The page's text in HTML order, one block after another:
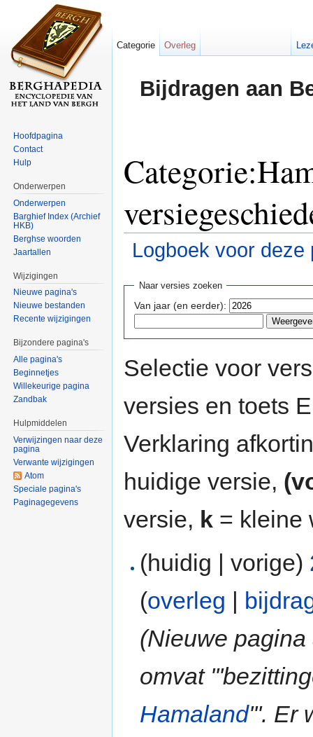
Bijdragen aan
Logboek voor deze
Naar versies zoeken
Van jaar (en eerder):
Selectie voor
versies en toets
Verklaring
huidige versie,
versie, k = kleine
(huidig | vorige)
(overleg |
(Nieuwe
omvat
Hamaland'''. Er
Categorie Overleg
Hoofdpagina
Contact
Hulp
Onderwerpen
Onderwerpen
Barghief Index (Archief
HKB)
Berghse woorden
Jaartallen
Wijzigingen
Nieuwe pagina's
Nieuwe bestanden
Recente wijzigingen
Bijzondere pagina's
Alle pagina's
Beginnetjes
Willekeurige pagina
Zandbak
Hulpmiddelen
Verwijzingen naar deze
pagina
Verwante wijzigingen
Atom
Speciale pagina's
Paginagegevens